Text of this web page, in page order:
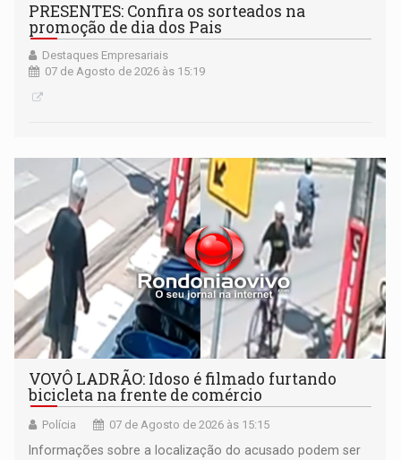
PRESENTES: Confira os sorteados na
promoção de dia dos Pais
Destaques Empresariais
07 de Agosto de 2026 às 15:19
VOVÔ LADRÃO: Idoso é filmado furtando
bicicleta na frente de comércio
Polícia 07 de Agosto de 2026 às 15:15
Informações sobre a localização do acusado podem ser